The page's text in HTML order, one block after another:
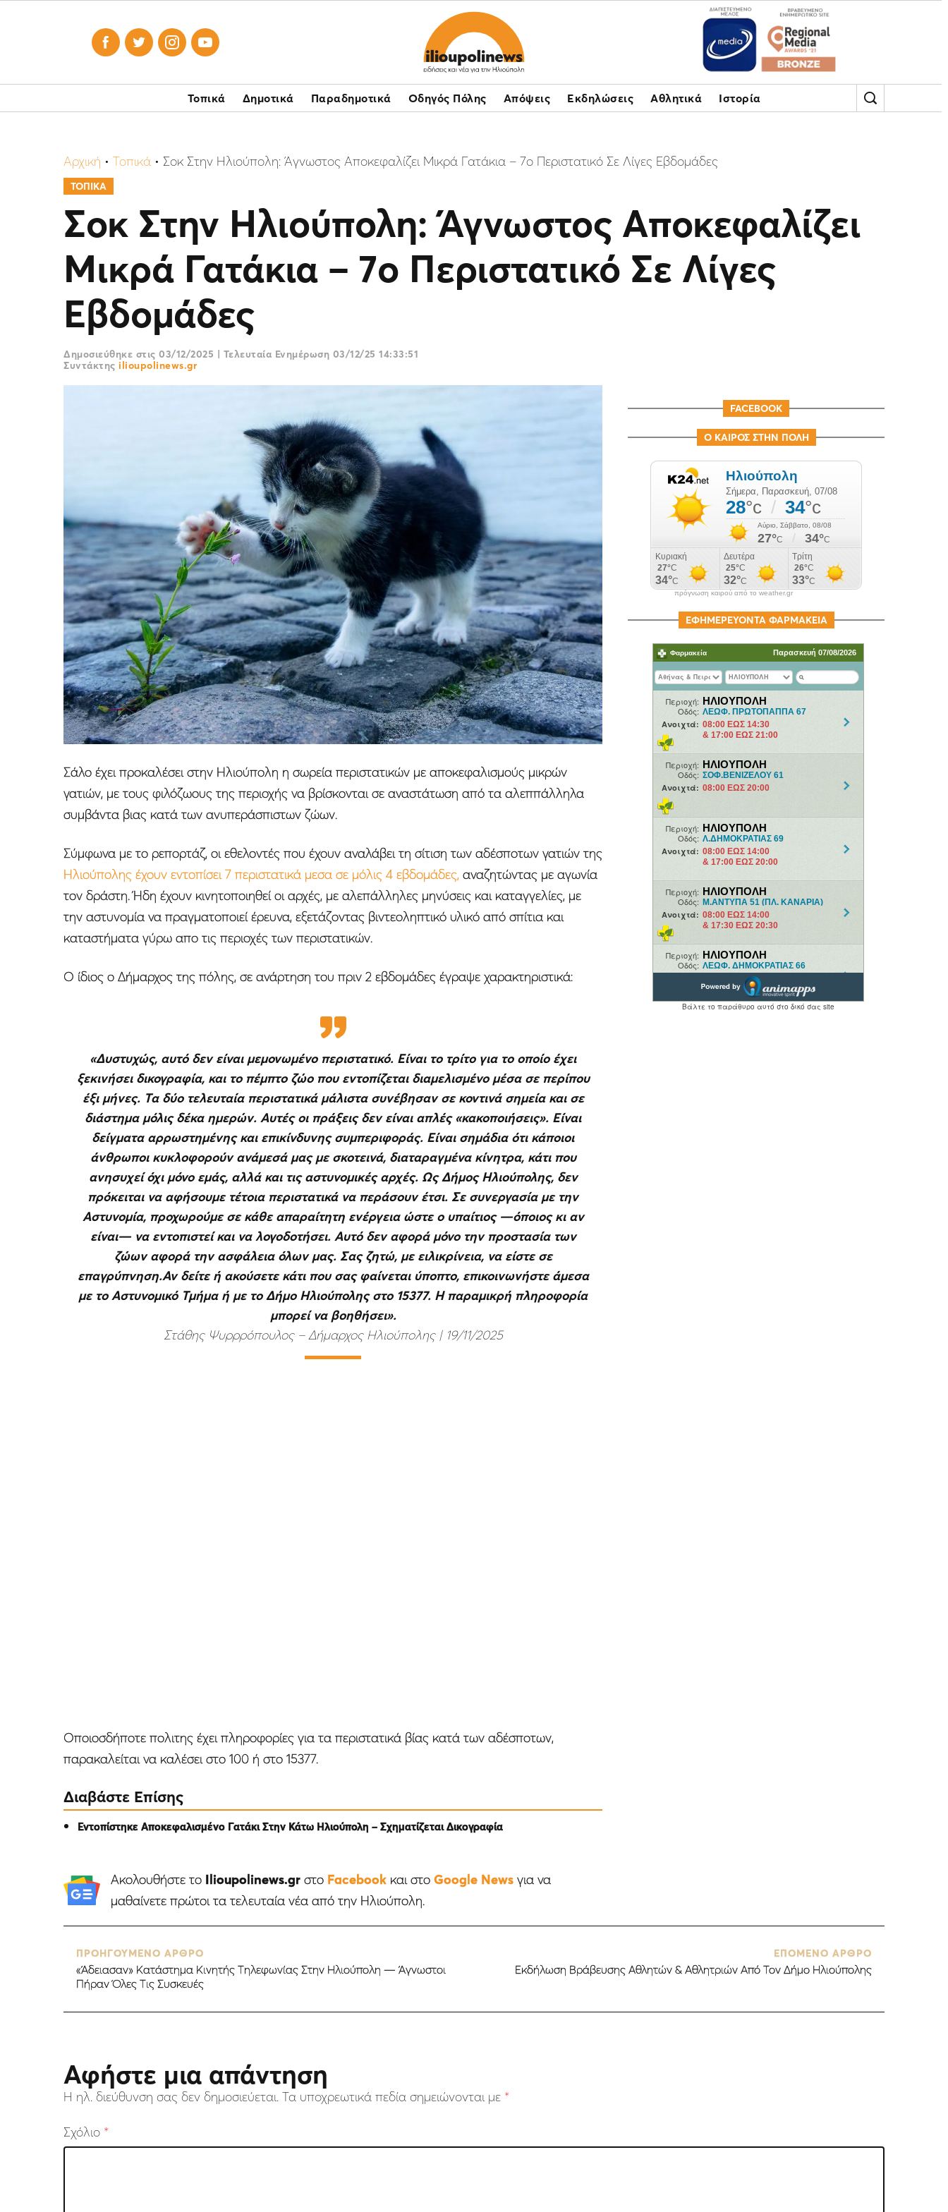
   
Τοπικά Δημοτικά Παραδημοτικά Οδηγός Πόλης Απόψεις Εκδηλώσεις Αθλητικά Ιστορία
Αρχική • Τοπικά • Σοκ Στην Ηλιούπολη: Άγνωστος Αποκεφαλίζει Μικρά Γατάκια – 7ο Περιστατικό Σε Λίγες Εβδομάδες
ΤΟΠΙΚΑ
Σοκ Στην Ηλιούπολη: Άγνωστος Αποκεφαλίζει
Μικρά Γατάκια – 7ο Περιστατικό Σε Λίγες
Εβδομάδες
Δημοσιεύθηκε στις 03/12/2025 | Τελευταία Ενημέρωση 03/12/25 14:33:51
Συντάκτης ilioupolinews.gr
Σάλο έχει προκαλέσει στην Ηλιούπολη η σωρεία περιστατικών με αποκεφαλισμούς μικρών
γατιών, με τους φιλόζωους της περιοχής να βρίσκονται σε αναστάτωση από τα αλεππάλληλα
συμβάντα βιας κατά των ανυπεράσπιστων ζώων.
Σύμφωνα με το ρεπορτάζ, οι εθελοντές που έχουν αναλάβει τη σίτιση των αδέσποτων γατιών της
Ηλιούπολης έχουν εντοπίσει 7 περιστατικά μεσα σε μόλις 4 εβδομάδες, αναζητώντας με αγωνία
τον δράστη. Ήδη έχουν κινητοποιηθεί οι αρχές, με αλεπάλληλες μηνύσεις και καταγγελίες, με
την αστυνομία να πραγματοποιεί έρευνα, εξετάζοντας βιντεοληπτικό υλικό από σπίτια και
καταστήματα γύρω απο τις περιοχές των περιστατικών.
Ο ίδιος ο Δήμαρχος της πόλης, σε ανάρτηση του πριν 2 εβδομάδες έγραψε χαρακτηριστικά:
«Δυστυχώς, αυτό δεν είναι μεμονωμένο περιστατικό. Είναι το τρίτο για το οποίο έχει
ξεκινήσει δικογραφία, και το πέμπτο ζώο που εντοπίζεται διαμελισμένο μέσα σε περίπου
έξι μήνες. Τα δύο τελευταία περιστατικά μάλιστα συνέβησαν σε κοντινά σημεία και σε
διάστημα μόλις δέκα ημερών. Αυτές οι πράξεις δεν είναι απλές «κακοποιήσεις». Είναι
δείγματα αρρωστημένης και επικίνδυνης συμπεριφοράς. Είναι σημάδια ότι κάποιοι
άνθρωποι κυκλοφορούν ανάμεσά μας με σκοτεινά, διαταραγμένα κίνητρα, κάτι που
ανησυχεί όχι μόνο εμάς, αλλά και τις αστυνομικές αρχές. Ως Δήμος Ηλιούπολης, δεν
πρόκειται να αφήσουμε τέτοια περιστατικά να περάσουν έτσι. Σε συνεργασία με την
Αστυνομία, προχωρούμε σε κάθε απαραίτητη ενέργεια ώστε ο υπαίτιος —όποιος κι αν
είναι— να εντοπιστεί και να λογοδοτήσει. Αυτό δεν αφορά μόνο την προστασία των
ζώων αφορά την ασφάλεια όλων μας. Σας ζητώ, με ειλικρίνεια, να είστε σε
επαγρύπνηση.Αν δείτε ή ακούσετε κάτι που σας φαίνεται ύποπτο, επικοινωνήστε άμεσα
με το Αστυνομικό Τμήμα ή με το Δήμο Ηλιούπολης στο 15377. Η παραμικρή πληροφορία
μπορεί να βοηθήσει».
Στάθης Ψυρρρόπουλος – Δήμαρχος Ηλιούπολης | 19/11/2025
Οποιοσδήποτε πολιτης έχει πληροφορίες για τα περιστατικά βίας κατά των αδέσποτων,
παρακαλείται να καλέσει στο 100 ή στο 15377.
Διαβάστε Επίσης
Εντοπίστηκε Αποκεφαλισμένο Γατάκι Στην Κάτω Ηλιούπολη – Σχηματίζεται Δικογραφία
Ακολουθήστε το Ilioupolinews.grστο Facebookκαι στο Google Newsγια να
μαθαίνετε πρώτοι τα τελευταία νέα από την Ηλιούπολη.
FACEBOOK
Ο ΚΑΙΡΟΣ ΣΤΗΝ ΠΟΛΗ
πρόγνωση καιρού από το weather.gr
ΕΦΗΜΕΡΕΥΟΝΤΑ ΦΑΡΜΑΚΕΙΑ
ΠΡΟΗΓΟΥΜΕΝΟ ΑΡΘΡΟ
«Άδειασαν» Kατάστημα Kινητής Τηλεφωνίας Στην Ηλιούπολη — Άγνωστοι
Πήραν Όλες Τις Συσκευές
ΕΠΟΜΕΝΟ ΑΡΘΡΟ
Εκδήλωση Βράβευσης Αθλητών & Αθλητριών Από Τον Δήμο Ηλιούπολης
Αφήστε μια απάντηση
Η ηλ. διεύθυνση σας δεν δημοσιεύεται. Τα υποχρεωτικά πεδία σημειώνονται με *
Σχόλιο *